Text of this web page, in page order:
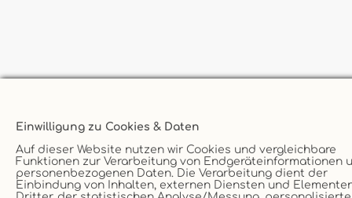
Einwilligung zu Cookies & Daten
Auf dieser Website nutzen wir Cookies und vergleichbare
Funktionen zur Verarbeitung von Endgeräteinformationen
personenbezogenen Daten. Die Verarbeitung dient der
Einbindung von Inhalten, externen Diensten und